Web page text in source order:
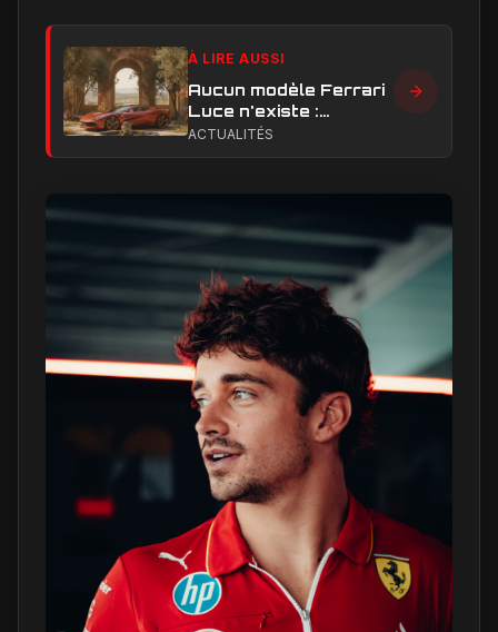
À LIRE AUSSI
Aucun modèle Ferrari
Luce n'existe :
clarification sur les
ACTUALITÉS